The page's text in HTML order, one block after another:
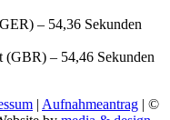
– 54,36 Sekunden
– 54,46 Sekunden
| Aufnahmeantrag | ©